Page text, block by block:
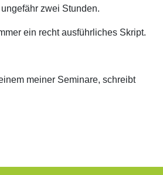
zwei Stunden.
ein recht ausführliches Skript.
meiner Seminare, schreibt